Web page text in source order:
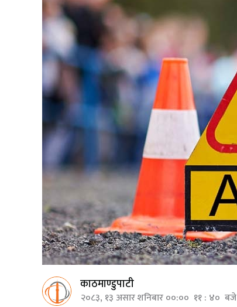
काठमाण्डुपाटी
२०८३, १३ असार शनिबार ००:०० ११ : ४० बजे